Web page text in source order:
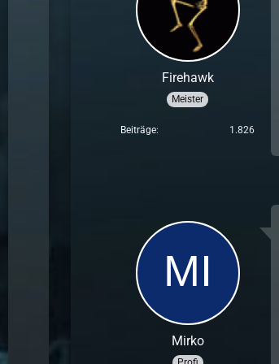
Firehawk
Meister
Beiträge 1.826
Mirko